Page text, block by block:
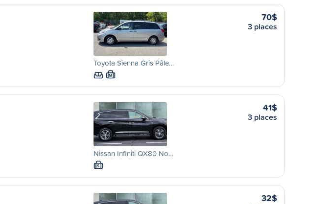
Toyota Sienna Gris Pâle…
M
70$
3 places
Nissan Infiniti QX80 No…
S
41$
3 places
32$